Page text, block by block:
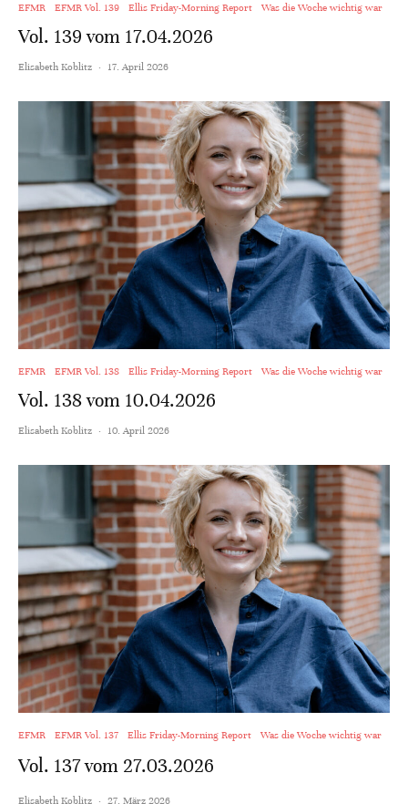
EFMR EFMR Vol. 139 Ellis Friday-Morning Report Was die Woche wichtig war
Vol. 139 vom 17.04.2026
Elisabeth Koblitz · 17. April 2026
EFMR EFMR Vol. 138 Ellis Friday-Morning Report Was die Woche wichtig war
Vol. 138 vom 10.04.2026
Elisabeth Koblitz · 10. April 2026
EFMR EFMR Vol. 137 Ellis Friday-Morning Report Was die Woche wichtig war
Vol. 137 vom 27.03.2026
Elisabeth Koblitz · 27. März 2026